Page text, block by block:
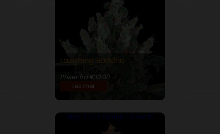
Laughing Buddha
Priser fra €12.00
Les mer
Buy 3 Get Double! 6 Seeds